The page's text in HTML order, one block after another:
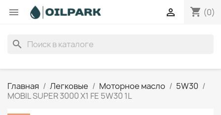
 shopping_cart (0)

search
Главная Легковые Моторное масло
5W30
MOBIL SUPER 3000 X1 FE 5W30 1L